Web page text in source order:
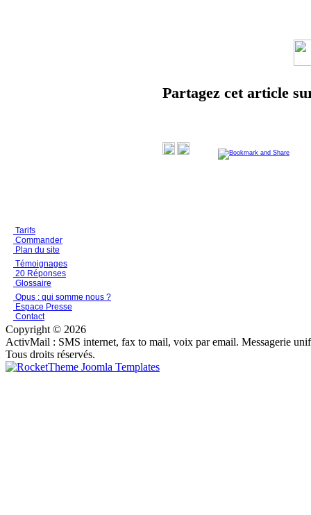
Partagez cet article
Tarifs
Commander
Plan du site
Témoignages
20 Réponses
Glossaire
Opus : qui somme nous ?
Espace Presse
Contact
Copyright © 2026
ActivMail : SMS internet, fax to mail, voix par email. Messagerie
Tous droits réservés.